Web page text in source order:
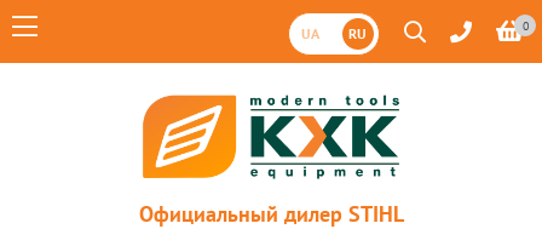
UA RU 0
Официальный дилер STIHL